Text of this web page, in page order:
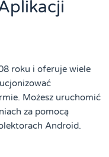
roku i oferuje wiele
Możesz uruchomić
za pomocą
Android.